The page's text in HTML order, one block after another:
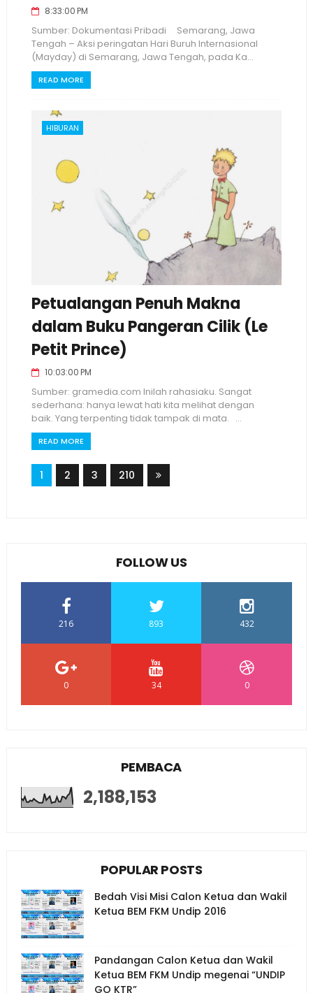
8:33:00 PM
Sumber: Dokumentasi Pribadi Semarang, Jawa
Tengah – Aksi peringatan Hari Buruh Internasional
(Mayday) di Semarang, Jawa Tengah, pada Ka...
READ MORE
HIBURAN
Petualangan Penuh Makna
dalam Buku Pangeran Cilik (Le
Petit Prince)
10:03:00 PM
Sumber: gramedia.com Inilah rahasiaku. Sangat
sederhana: hanya lewat hati kita melihat dengan
baik. Yang terpenting tidak tampak di mata. ...
READ MORE
1 2 3 210
FOLLOW US
216 893 432
0 34 0
PEMBACA
2,188,153
POPULAR POSTS
Bedah Visi Misi Calon Ketua dan Wakil
Ketua BEM FKM Undip 2016
Pandangan Calon Ketua dan Wakil
Ketua BEM FKM Undip megenai “UNDIP
GO KTR”